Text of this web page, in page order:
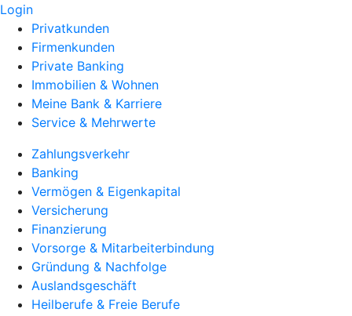
Login
Privatkunden
Firmenkunden
Private Banking
Immobilien & Wohnen
Meine Bank & Karriere
Service & Mehrwerte
Zahlungsverkehr
Banking
Vermögen & Eigenkapital
Versicherung
Finanzierung
Vorsorge & Mitarbeiterbindung
Gründung & Nachfolge
Auslandsgeschäft
Heilberufe & Freie Berufe